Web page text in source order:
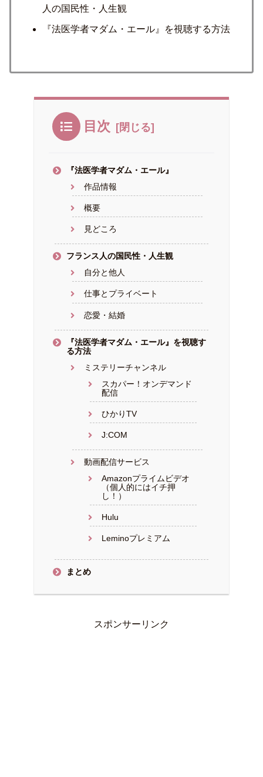
人の国民性・人生観
『法医学者マダム・エール』を視聴する方法
目次
『法医学者マダム・エール』
作品情報
概要
見どころ
フランス人の国民性・人生観
自分と他人
仕事とプライベート
恋愛・結婚
『法医学者マダム・エール』を視聴す
る方法
ミステリーチャンネル
スカパー！オンデマンド
配信
ひかりTV
J:COM
動画配信サービス
Amazonプライムビデオ
（個人的にはイチ押
し！）
Hulu
Leminoプレミアム
まとめ
スポンサーリンク